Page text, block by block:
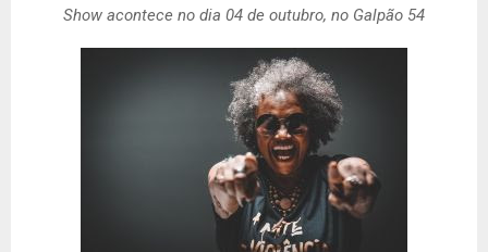
Show acontece no dia 04 de outubro, no Galpão 54